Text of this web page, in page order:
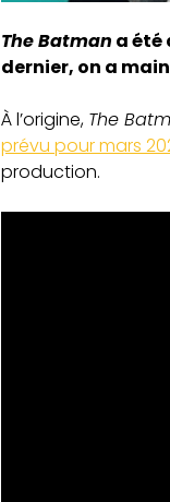
The Batman a été
dernier, on a
À l’origine, The
prévu pour mars
production.